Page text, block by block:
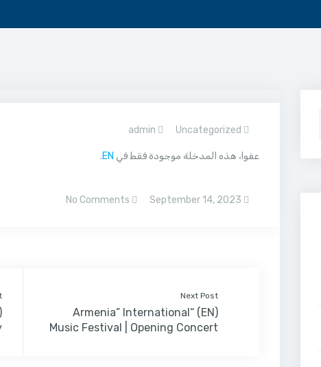
Uncategorized
admin
عفوا، هذه المدخلة موجودة فقط في EN
.
September 14, 2023
Next Post
(EN) “Armenia” International
Music Festival | Opening Concert